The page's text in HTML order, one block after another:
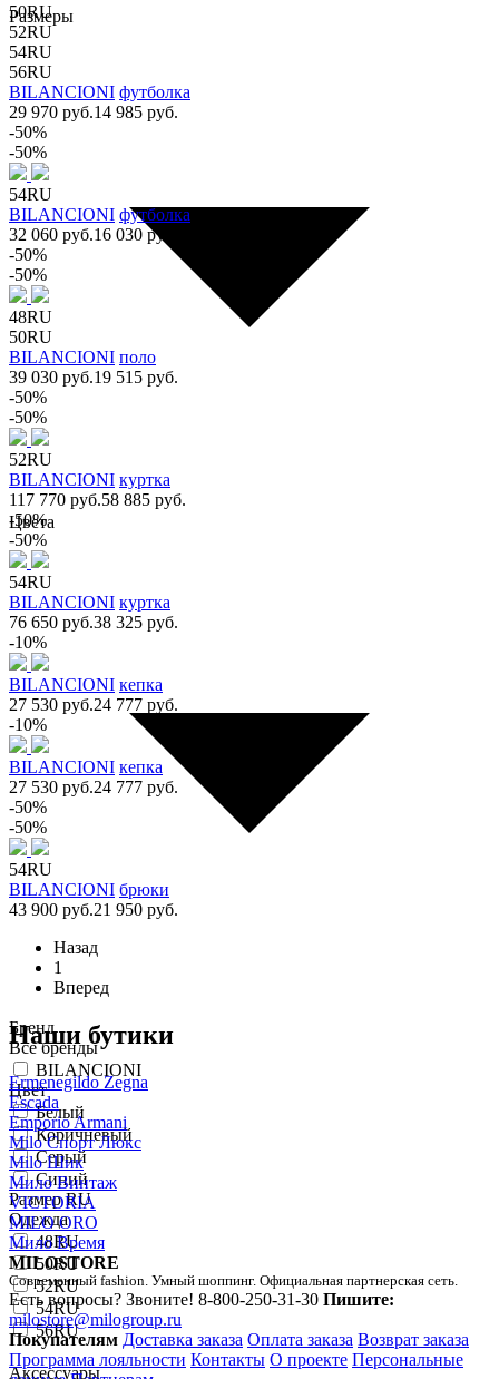
Размеры
Цвета
Бренд
Все бренды
BILANCIONI
Цвет
Белый
Коричневый
Серый
Синий
Размер RU
Одежда
48RU
50RU
52RU
54RU
56RU
Аксессуары
50RU
52RU
54RU
56RU
BILANCIONI футболка
29 970 руб.14 985 руб.
-50%
-50%
54RU
BILANCIONI футболка
32 060 руб.16 030 руб.
-50%
-50%
48RU
50RU
BILANCIONI поло
39 030 руб.19 515 руб.
-50%
-50%
52RU
BILANCIONI куртка
117 770 руб.58 885 руб.
-50%
-50%
54RU
BILANCIONI куртка
76 650 руб.38 325 руб.
-10%
BILANCIONI кепка
27 530 руб.24 777 руб.
-10%
BILANCIONI кепка
27 530 руб.24 777 руб.
-50%
-50%
54RU
BILANCIONI брюки
43 900 руб.21 950 руб.
Назад
1
Вперед
Наши бутики
Ermenegildo Zegna
Escada
Emporio Armani
Milo Спорт Люкс
Milo Шик
Мило Винтаж
VICTORIA
MILO ORO
Мило Время
MILOSTORE
Современный fashion. Умный шоппинг. Официальная партнерская сеть.
Есть вопросы? Звоните! 8-800-250-31-30 Пишите:
milostore@milogroup.ru
Покупателям Доставка заказа Оплата заказа Возврат заказа
Программа лояльности Контакты О проекте Персональные